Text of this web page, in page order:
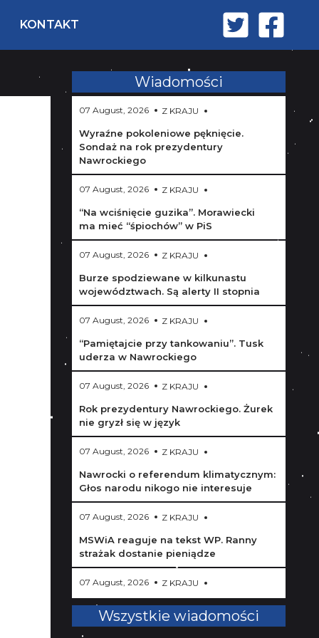
KONTAKT
Wiadomości
07 August, 2026 Z KRAJU
Wyraźne pokoleniowe pęknięcie.
Sondaż na rok prezydentury
Nawrockiego
07 August, 2026 Z KRAJU
“Na wciśnięcie guzika”. Morawiecki
ma mieć “śpiochów” w PiS
07 August, 2026 Z KRAJU
Burze spodziewane w kilkunastu
województwach. Są alerty II stopnia
07 August, 2026 Z KRAJU
“Pamiętajcie przy tankowaniu”. Tusk
uderza w Nawrockiego
07 August, 2026 Z KRAJU
Rok prezydentury Nawrockiego. Żurek
nie gryzł się w język
07 August, 2026 Z KRAJU
Nawrocki o referendum klimatycznym:
Głos narodu nikogo nie interesuje
07 August, 2026 Z KRAJU
MSWiA reaguje na tekst WP. Ranny
strażak dostanie pieniądze
07 August, 2026 Z KRAJU
Trump się wściekł. Grozi więzieniem
za ujawnienie tajnych informacji
Wszystkie wiadomości